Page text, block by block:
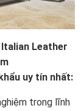
Italian Leather
uy tín nhất:
trong lĩnh